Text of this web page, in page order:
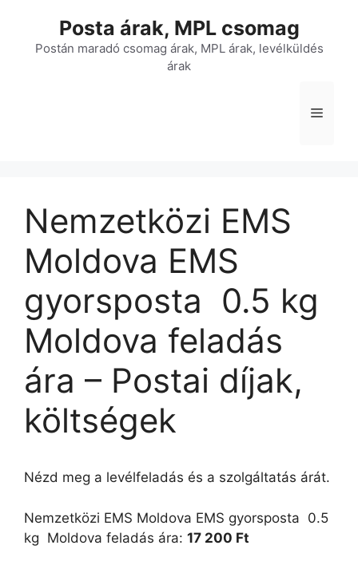
tartalomba
Posta árak, MPL csomag
Postán maradó csomag árak, MPL árak, levélküldés
árak
Menü
Nemzetközi EMS
Moldova EMS
gyorsposta  0.5 kg 
Moldova feladás
ára – Postai díjak,
költségek
Nézd meg a levélfeladás és a szolgáltatás árát.
Nemzetközi EMS Moldova EMS gyorsposta  0.5
kg  Moldova feladás ára: 17 200 Ft